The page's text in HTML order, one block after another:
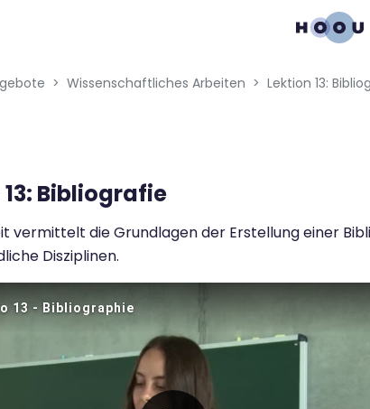
Wissenschaftliches Arbeiten Lektion 13:
Bibliografie
vermittelt die Grundlagen der Erstellung einer
Disziplinen.